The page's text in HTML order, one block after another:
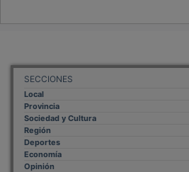
SECCIONES
Local
Provincia
Sociedad y Cultura
Región
Deportes
Economía
Opinión